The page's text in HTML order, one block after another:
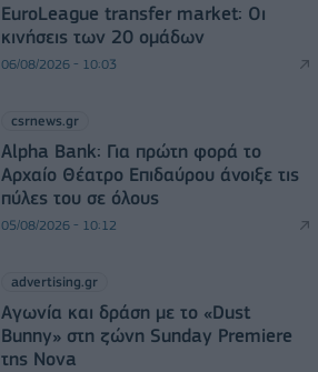
EuroLeague transfer market: Οι
κινήσεις των 20 ομάδων
06/08/2026 - 10:03
csrnews.gr
Alpha Bank: Για πρώτη φορά το
Αρχαίο Θέατρο Επιδαύρου άνοιξε τις
πύλες του σε όλους
05/08/2026 - 10:12
advertising.gr
Αγωνία και δράση με το «Dust
Bunny» στη ζώνη Sunday Premiere
της Nova